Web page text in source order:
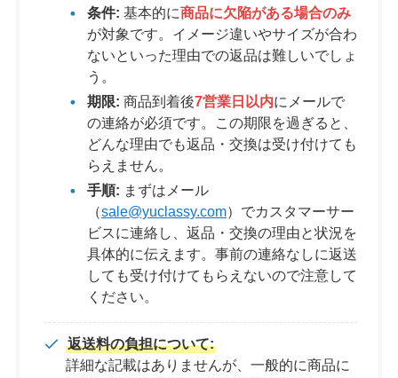
条件: 基本的に商品に欠陥がある場合のみ
が対象です。イメージ違いやサイズが合わ
ないといった理由での返品は難しいでしょ
う。
期限: 商品到着後7営業日以内にメールで
の連絡が必須です。この期限を過ぎると、
どんな理由でも返品・交換は受け付けても
らえません。
手順: まずはメール
（sale@yuclassy.com）でカスタマーサー
ビスに連絡し、返品・交換の理由と状況を
具体的に伝えます。事前の連絡なしに返送
しても受け付けてもらえないので注意して
ください。
返送料の負担について:
詳細な記載はありませんが、一般的に商品に